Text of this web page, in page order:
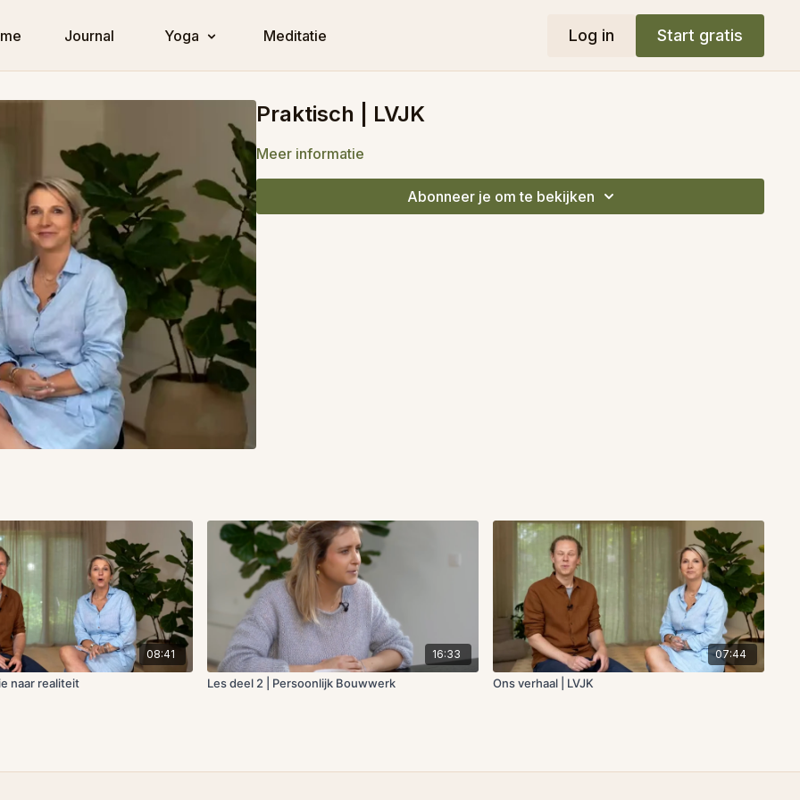
Journal Yoga Meditatie Log in Start gratis
Praktisch | LVJK
Meer informatie
Abonneer je om te bekijken
08:41
naar realiteit
16:33
Les deel 2 | Persoonlijk Bouwwerk
07:44
Ons verhaal | LVJK